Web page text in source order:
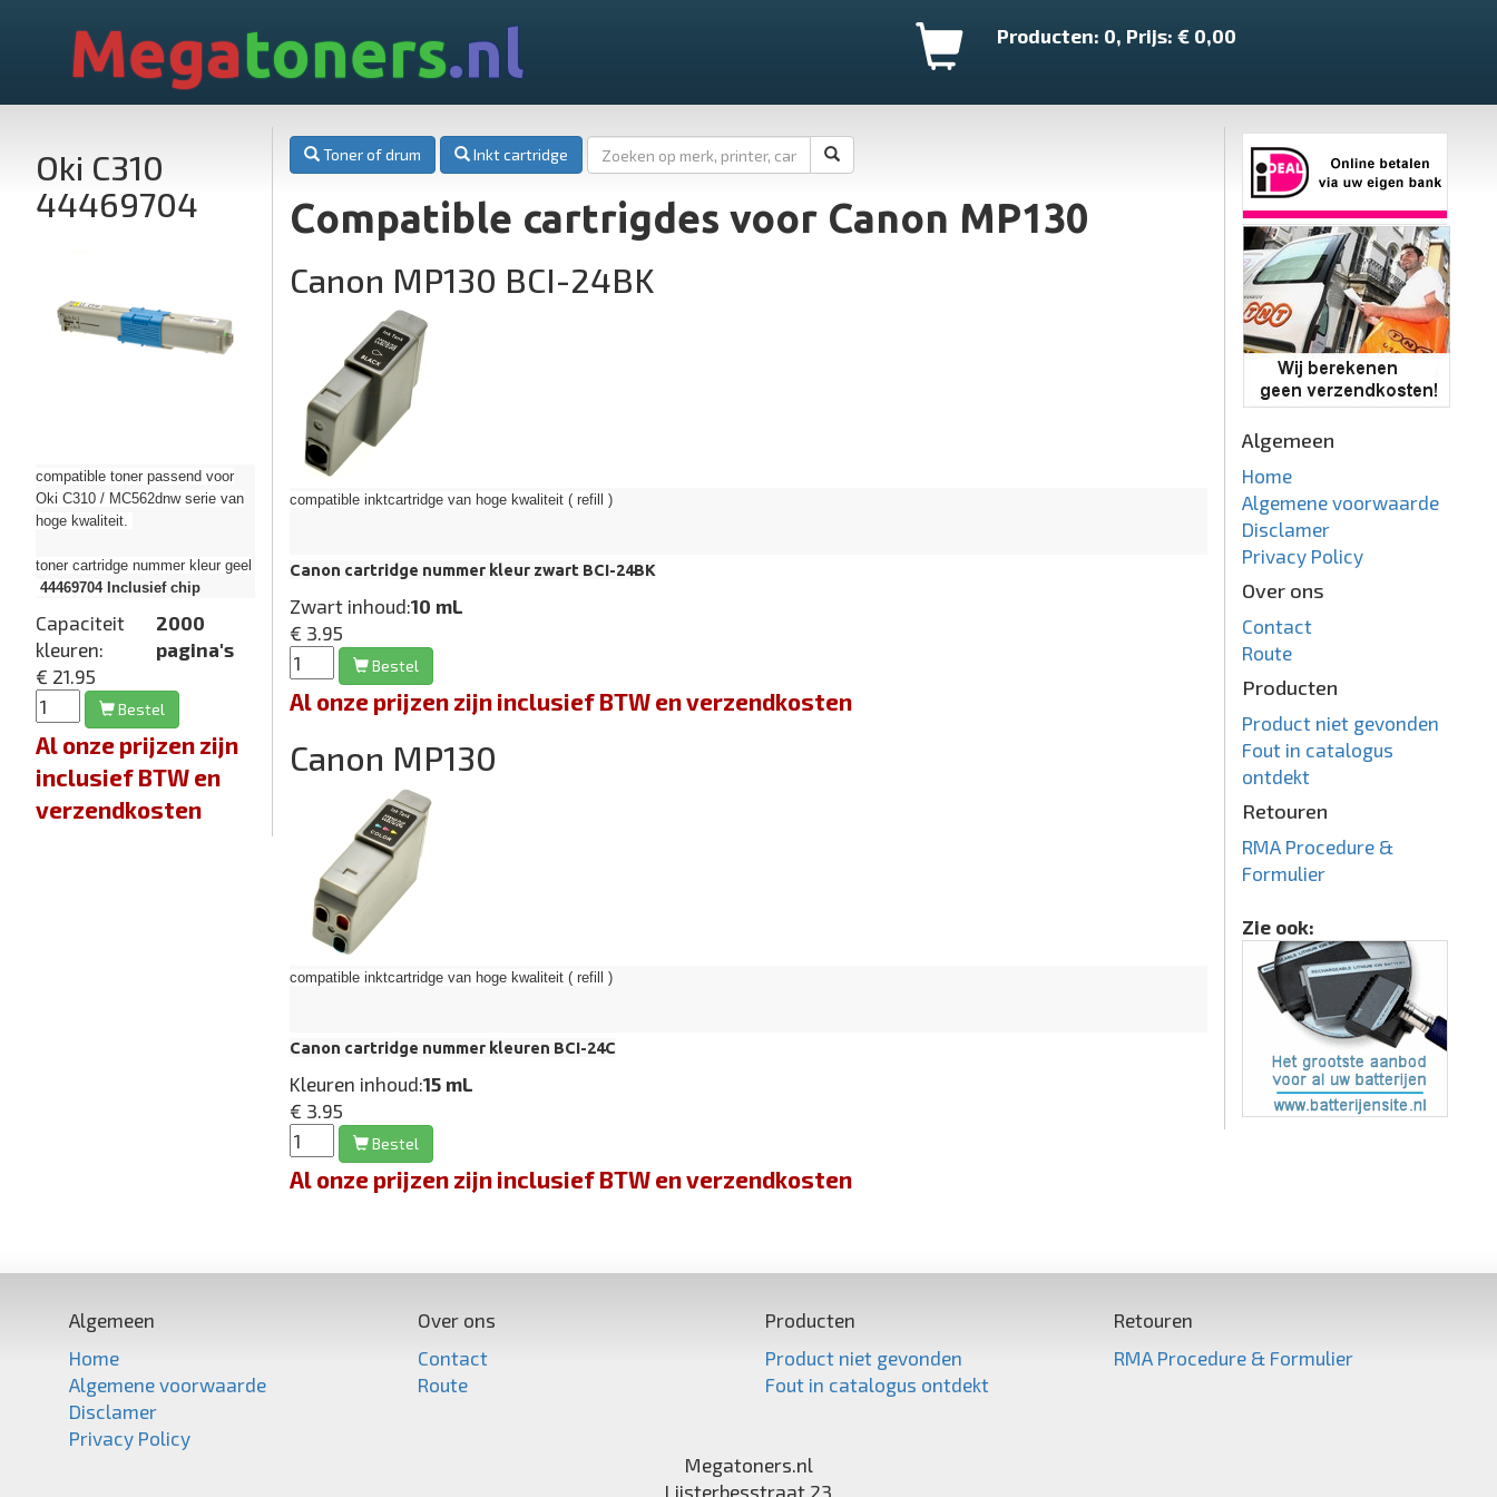
Megatoners.nl Producten: 0, Prijs: € 0,00
Oki C310
44469704
compatible toner passend voor
Oki C310 / MC562dnw serie van
hoge kwaliteit.
toner cartridge nummer kleur geel
44469704Inclusief chip
Capaciteit
kleuren:
2000
pagina's
€ 21.95
Bestel
Al onze prijzen zijn
inclusief BTW en
verzendkosten
Toner of drum Inkt cartridge
Compatible cartrigdes voor Canon MP130
Canon MP130 BCI-24BK
compatible inktcartridge van hoge kwaliteit ( refill )
Canon cartridge nummer kleur zwart BCI-24BK
Zwart inhoud:10 mL
€ 3.95
Bestel
Al onze prijzen zijn inclusief BTW en verzendkosten
Canon MP130
compatible inktcartridge van hoge kwaliteit ( refill )
Canon cartridge nummer kleuren BCI-24C
Kleuren inhoud:15 mL
€ 3.95
Bestel
Al onze prijzen zijn inclusief BTW en verzendkosten
Algemeen
Home
Algemene voorwaarde
Disclamer
Privacy Policy
Over ons
Contact
Route
Producten
Product niet gevonden
Fout in catalogus
ontdekt
Retouren
RMA Procedure &
Formulier
Zie ook:
Algemeen
Home
Algemene voorwaarde
Disclamer
Privacy Policy
Over ons
Contact
Route
Producten
Product niet gevonden
Fout in catalogus ontdekt
Retouren
RMA Procedure & Formulier
Megatoners.nl
Lijsterbesstraat 23